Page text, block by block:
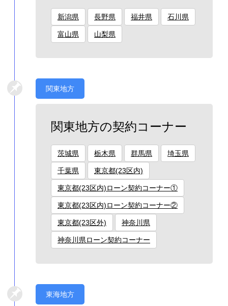
新潟県 長野県 福井県 石川県
富山県 山梨県
関東地方
関東地方の契約コーナー
茨城県 栃木県 群馬県 埼玉県
千葉県 東京都(23区内)
東京都(23区内)ローン契約コーナー①
東京都(23区内)ローン契約コーナー②
東京都(23区外) 神奈川県
神奈川県ローン契約コーナー
東海地方